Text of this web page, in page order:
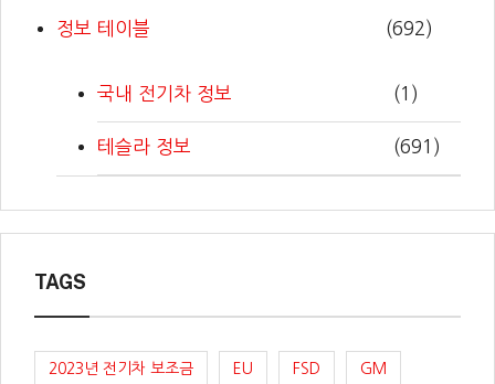
정보 테이블 (692)
국내 전기차 정보 (1)
테슬라 정보 (691)
TAGS
2023년 전기차 보조금 EU FSD GM